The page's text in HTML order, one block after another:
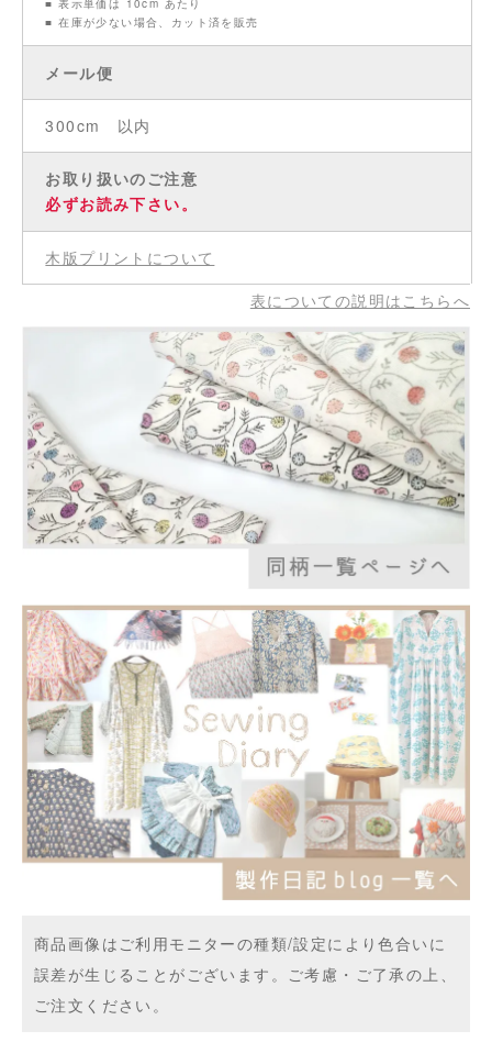
■ 表示単価は 10cm あたり
■ 在庫が少ない場合、カット済を販売
メール便
300cm 以内
お取り扱いのご注意
必ずお読み下さい。
木版プリントについて
表についての説明はこちらへ
商品画像はご利用モニターの種類/設定により色合いに
誤差が生じることがございます。ご考慮・ご了承の上、
ご注文ください。